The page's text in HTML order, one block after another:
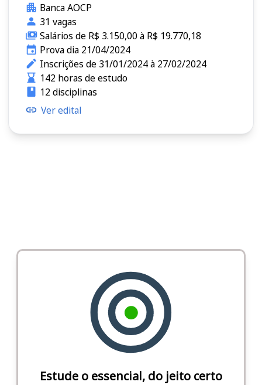
Banca AOCP
31 vagas
Salários de R$ 3.150,00 à R$ 19.770,18
Prova dia 21/04/2024
Inscrições de 31/01/2024 à 27/02/2024
142 horas de estudo
12 disciplinas
Ver edital
Estude o essencial, do jeito certo